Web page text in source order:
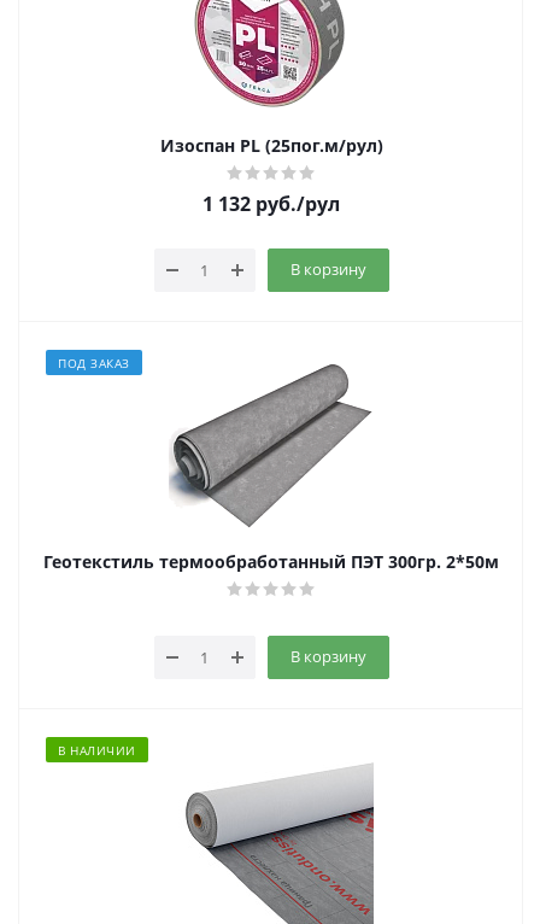
Изоспан PL (25пог.м/рул)
1 132 руб./рул
В корзину
ПОД ЗАКАЗ
Геотекстиль термообработанный ПЭТ 300гр. 2*50м
В корзину
В НАЛИЧИИ